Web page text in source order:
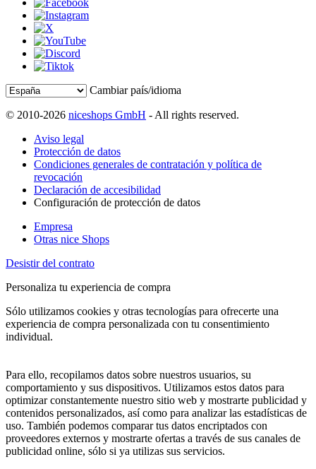
Cambiar país/idioma
© 2010-2026 niceshops GmbH - All rights reserved.
Aviso legal
Protección de datos
Condiciones generales de contratación y política de
revocación
Declaración de accesibilidad
Configuración de protección de datos
Empresa
Otras nice Shops
Desistir del contrato
Personaliza tu experiencia de compra
Sólo utilizamos cookies y otras tecnologías para ofrecerte una
experiencia de compra personalizada con tu consentimiento
individual.
Para ello, recopilamos datos sobre nuestros usuarios, su
comportamiento y sus dispositivos. Utilizamos estos datos para
optimizar constantemente nuestro sitio web y mostrarte publicidad y
contenidos personalizados, así como para analizar las estadísticas de
uso. También podemos comparar tus datos encriptados con
proveedores externos y mostrarte ofertas a través de sus canales de
publicidad online, sólo si ya utilizas sus servicios.